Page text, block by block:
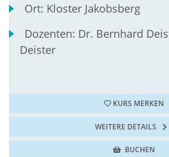
Ort: Kloster Jakobsberg
Dozenten: Dr. Bernhard
Deister
KURS MERKEN
WEITERE DETAILS
BUCHEN